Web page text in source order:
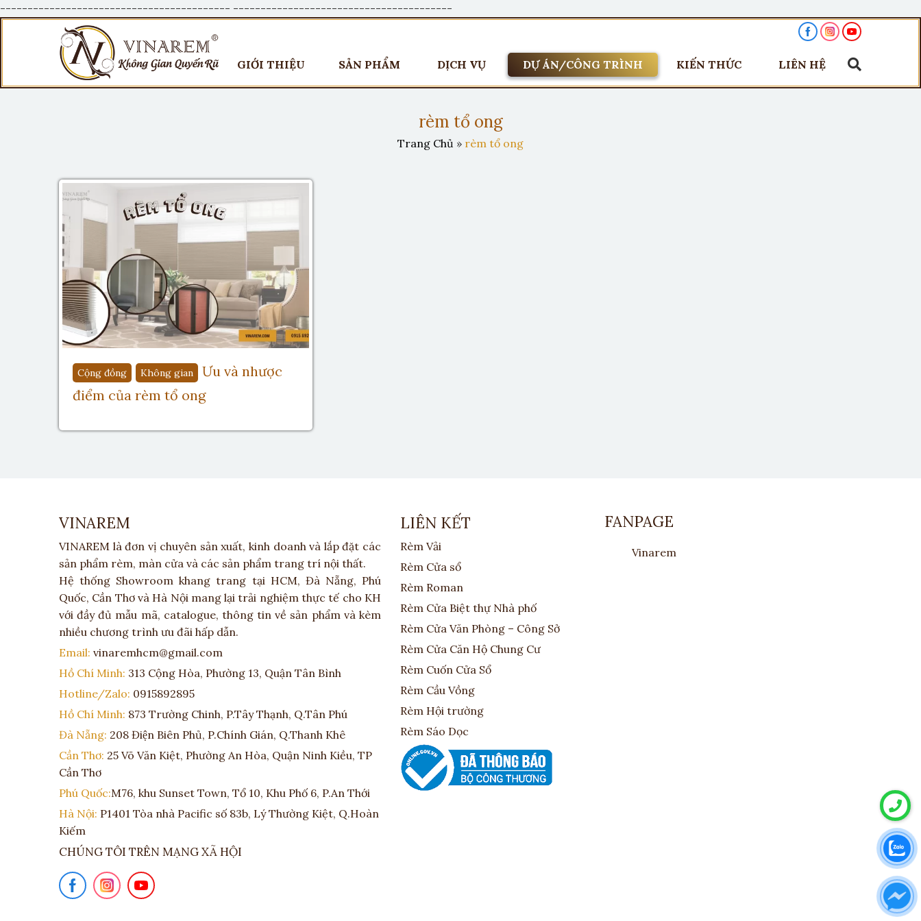
------------------------------------------ ----------------------------------------
GIỚI THIỆU SẢN PHẨM DỊCH VỤ DỰ ÁN/CÔNG TRÌNH KIẾN THỨC LIÊN HỆ
rèm tổ ong
Trang Chủ » rèm tổ ong
Cộng đồng Không gian
Ưu và nhược
điểm của rèm tổ ong
VINAREM
VINAREM là đơn vị chuyên sản xuất, kinh doanh và lắp đặt các
sản phẩm rèm, màn cửa và các sản phẩm trang trí nội thất.
Hệ thống Showroom khang trang tại HCM, Đà Nẵng, Phú
Quốc, Cần Thơ và Hà Nội mang lại trải nghiệm thực tế cho KH
với đầy đủ mẫu mã, catalogue, thông tin về sản phẩm và kèm
nhiều chương trình ưu đãi hấp dẫn.
Email: vinaremhcm@gmail.com
Hồ Chí Minh: 313 Cộng Hòa, Phường 13, Quận Tân Bình
Hotline/Zalo: 0915892895
Hồ Chí Minh: 873 Trường Chinh, P.Tây Thạnh, Q.Tân Phú
Đà Nẵng: 208 Điện Biên Phủ, P.Chính Gián, Q.Thanh Khê
Cần Thơ: 25 Võ Văn Kiệt, Phường An Hòa, Quận Ninh Kiều, TP
Cần Thơ
Phú Quốc:M76, khu Sunset Town, Tổ 10, Khu Phố 6, P.An Thới
Hà Nội: P1401 Tòa nhà Pacific số 83b, Lý Thường Kiệt, Q.Hoàn
Kiếm
CHÚNG TÔI TRÊN MẠNG XÃ HỘI
LIÊN KẾT
Rèm Vải
Rèm Cửa sổ
Rèm Roman
Rèm Cửa Biệt thự Nhà phố
Rèm Cửa Văn Phòng – Công Sở
Rèm Cửa Căn Hộ Chung Cư
Rèm Cuốn Cửa Sổ
Rèm Cầu Vồng
Rèm Hội trường
Rèm Sáo Dọc
FANPAGE
Vinarem